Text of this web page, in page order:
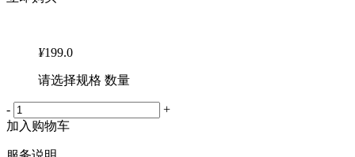
¥199.0
请选择规格 数量
-
+
加入购物车